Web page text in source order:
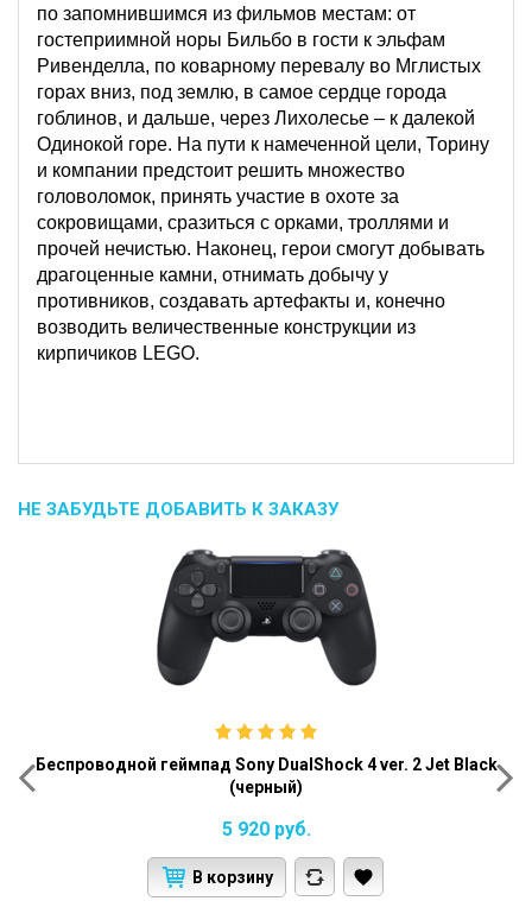
по запомнившимся из фильмов местам: от
гостеприимной норы Бильбо в гости к эльфам
Ривенделла, по коварному перевалу во Мглистых
горах вниз, под землю, в самое сердце города
гоблинов, и дальше, через Лихолесье – к далекой
Одинокой горе. На пути к намеченной цели, Торину
и компании предстоит решить множество
головоломок, принять участие в охоте за
сокровищами, сразиться с орками, троллями и
прочей нечистью. Наконец, герои смогут добывать
драгоценные камни, отнимать добычу у
противников, создавать артефакты и, конечно
возводить величественные конструкции из
кирпичиков LEGO.
НЕ ЗАБУДЬТЕ ДОБАВИТЬ К ЗАКАЗУ
Беспроводной геймпад Sony DualShock 4 ver. 2 Jet Black
(черный)
5 920 руб.
В корзину